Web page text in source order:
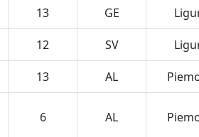
13 GE
12 SV
13 AL
6 AL